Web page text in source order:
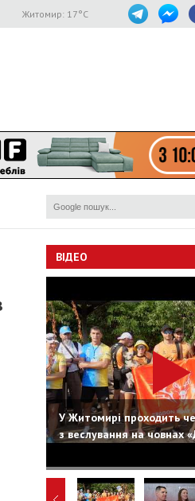
Житомир: 17°C
ВІДЕО
У Житомирі проходить
з веслування на човнах